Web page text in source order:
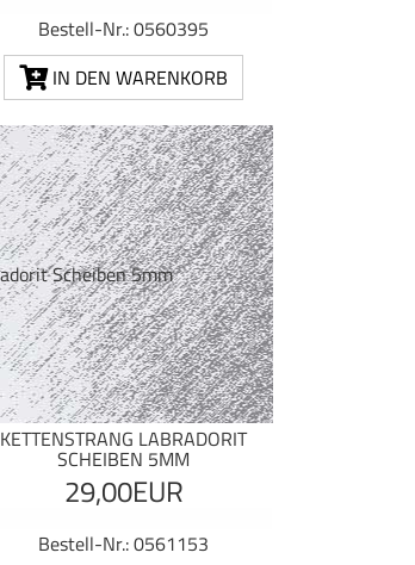
Bestell-Nr.: 0560395
IN DEN WARENKORB
KETTENSTRANG LABRADORIT
SCHEIBEN 5MM
29,00EUR
Bestell-Nr.: 0561153